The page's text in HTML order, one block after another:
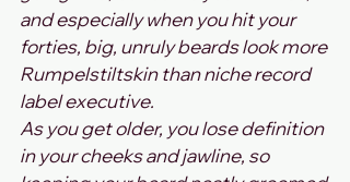
and especially when you hit your
forties, big, unruly beards look more
Rumpelstiltskin than niche record
label executive.
As you get older, you lose definition
in your cheeks and jawline, so